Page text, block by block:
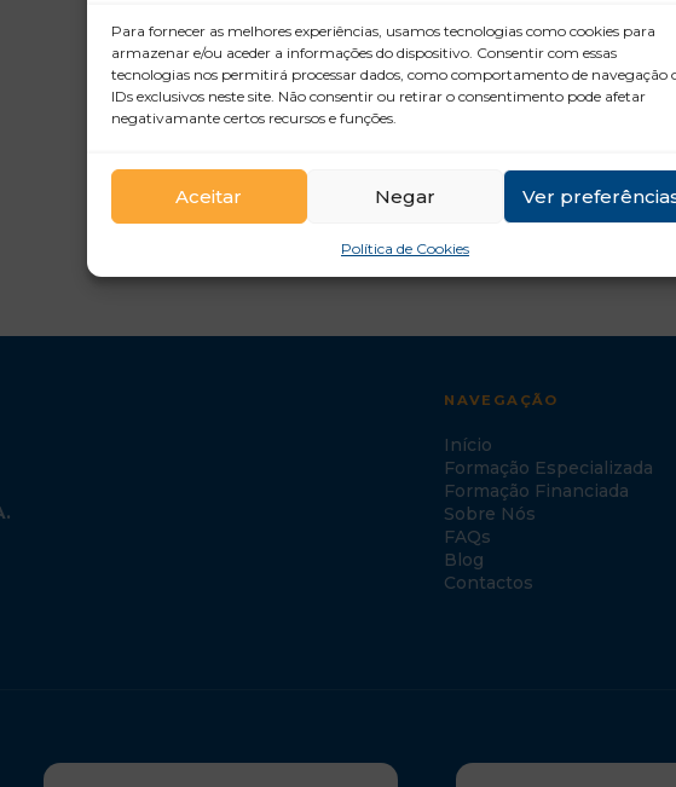
Para fornecer as melhores experiências, usamos tecnologias como cookies para
armazenar e/ou aceder a informações do dispositivo. Consentir com essas
tecnologias nos permitirá processar dados, como comportamento de navegação
IDs exclusivos neste site. Não consentir ou retirar o consentimento pode afetar
negativamante certos recursos e funções.
Aceitar Negar Ver
Política de Cookies
NAVEGAÇÃO
Início
Formação Especializada
Formação Financiada
Sobre Nós
FAQs
Blog
Contactos